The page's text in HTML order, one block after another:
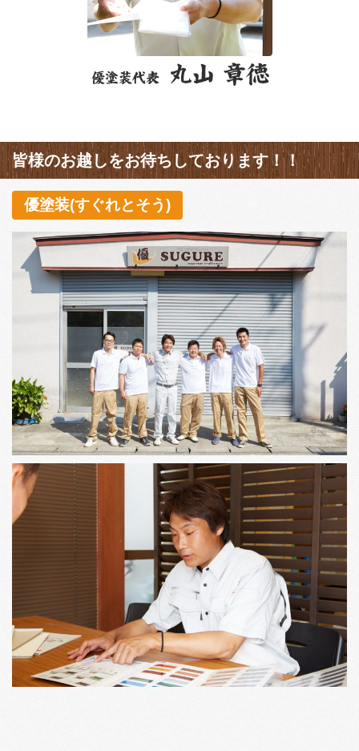
皆様のお越しをお待ちしております！！
優塗装(すぐれとそう)